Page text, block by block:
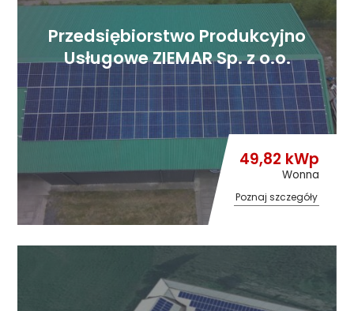
Przedsiębiorstwo Produkcyjno
Usługowe ZIEMAR Sp. z o.o.
49,82 kWp
Wonna
Poznaj szczegóły